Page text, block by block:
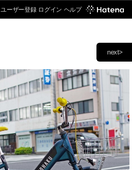
ユーザー登録 ログイン ヘルプ
next>